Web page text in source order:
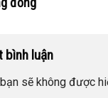
bình luận
sẽ không được